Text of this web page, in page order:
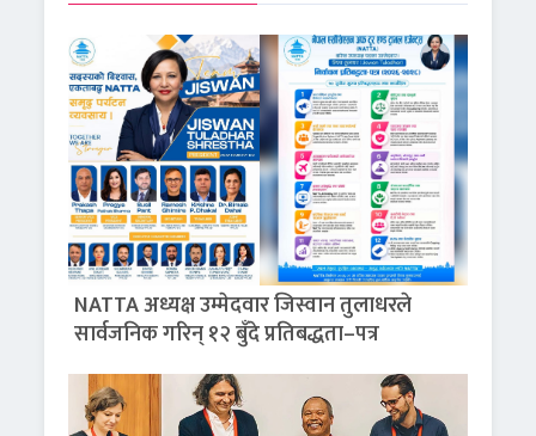
NATTA अध्यक्ष उम्मेदवार जिस्वान तुलाधरले
सार्वजनिक गरिन् १२ बुँदे प्रतिबद्धता–पत्र